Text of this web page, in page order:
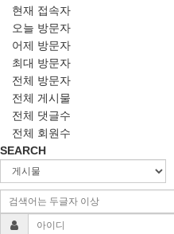
현재 접속자
오늘 방문자
어제 방문자
최대 방문자
전체 방문자
전체 게시물
전체 댓글수
전체 회원수
SEARCH